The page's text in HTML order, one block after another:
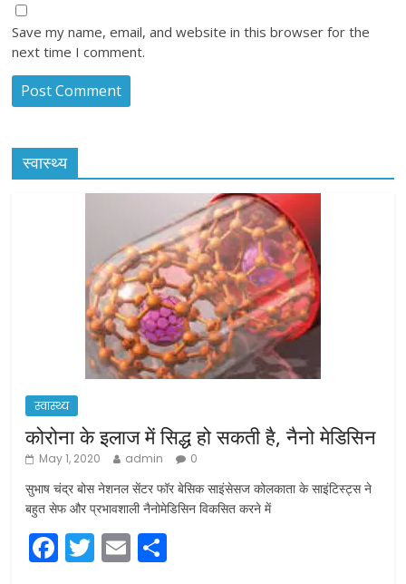
Save my name, email, and website in this browser for the
next time I comment.
स्वास्थ्य
स्वास्थ्य
कोरोना के इलाज में सिद्ध हो सकती है, नैनो मेडिसिन
May 1, 2020 admin 0
सुभाष चंद्र बोस नेशनल सेंटर फॉर बेसिक साइंसेसज कोलकाता के साइंटिस्ट्स ने
बहुत सेफ और प्रभावशाली नैनोमेडिसिन विकसित करने में
F T E